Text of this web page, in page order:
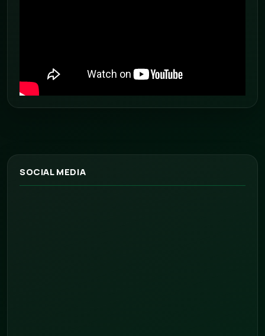
SOCIAL MEDIA